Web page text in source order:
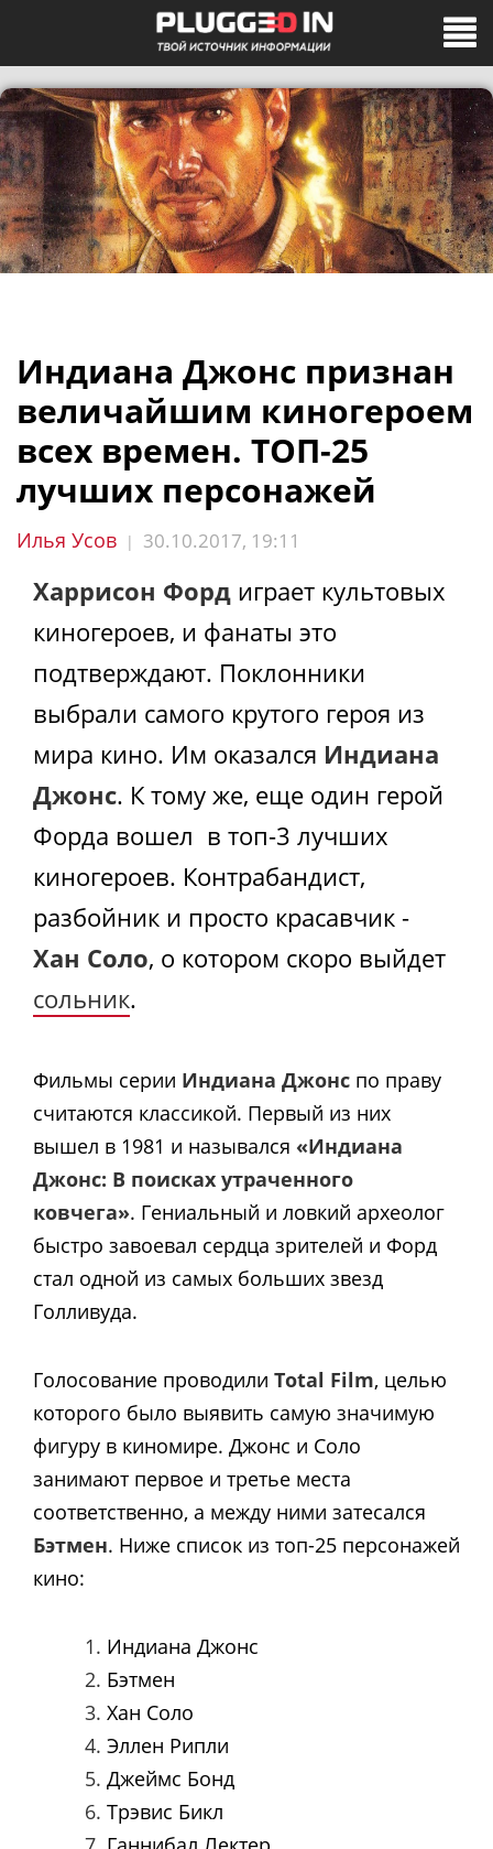
Индиана Джонс признан
величайшим киногероем
всех времен. ТОП-25
лучших персонажей
Илья Усов | 30.10.2017, 19:11
Харрисон Форд играет культовых
киногероев, и фанаты это
подтверждают. Поклонники
выбрали самого крутого героя из
мира кино. Им оказался Индиана
Джонс. К тому же, еще один герой
Форда вошел в топ-3 лучших
киногероев. Контрабандист,
разбойник и просто красавчик -
Хан Соло, о котором скоро выйдет
сольник.
Фильмы серии Индиана Джонс по праву
считаются классикой. Первый из них
вышел в 1981 и назывался «Индиана
Джонс: В поисках утраченного
ковчега». Гениальный и ловкий археолог
быстро завоевал сердца зрителей и Форд
стал одной из самых больших звезд
Голливуда.
Голосование проводили Total Film, целью
которого было выявить самую значимую
фигуру в киномире. Джонс и Соло
занимают первое и третье места
соответственно, а между ними затесался
Бэтмен. Ниже список из топ-25 персонажей
кино:
Индиана Джонс
Бэтмен
Хан Соло
Эллен Рипли
Джеймс Бонд
Трэвис Бикл